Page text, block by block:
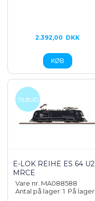
2.392,00 DKK
E-LOK REIHE ES 64 U2
MRCE
Vare nr. MA088588
Antal på lager: 1 På lager